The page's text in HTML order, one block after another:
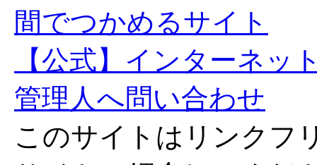
間でつかめるサイト
【公式】インターネッ
管理人へ問い合わせ
このサイトはリンクフ